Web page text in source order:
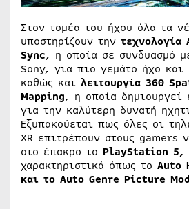
Στον τομέα του ήχου όλα τα
υποστηρίζουν την
Sync, η οποία σε συνδυασμό
Sony, για πιο γεμάτο ήχο και
καθώς και λειτουργία 360
Mapping, η οποία δημιουργεί
για την καλύτερη δυνατή
Εξυπακούεται πως όλες οι
XR επιτρέπουν στους gamers
στο έπακρο το PlayStation 5,
χαρακτηριστικά όπως το Auto
και το Auto Genre Picture